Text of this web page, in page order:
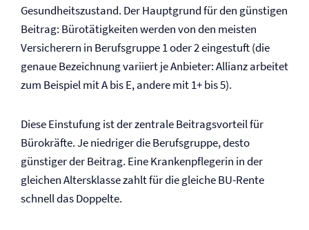
Gesundheitszustand. Der Hauptgrund für den günstigen
Beitrag: Bürotätigkeiten werden von den meisten
Versicherern in Berufsgruppe 1 oder 2 eingestuft (die
genaue Bezeichnung variiert je Anbieter: Allianz arbeitet
zum Beispiel mit A bis E, andere mit 1+ bis 5).
Diese Einstufung ist der zentrale Beitragsvorteil für
Bürokräfte. Je niedriger die Berufsgruppe, desto
günstiger der Beitrag. Eine Krankenpflegerin in der
gleichen Altersklasse zahlt für die gleiche BU-Rente
schnell das Doppelte.